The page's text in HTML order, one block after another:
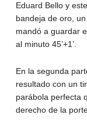
Eduard Bello y
bandeja de oro,
mandó a guardar
al minuto 45’+1’.
En la segunda
resultado con un
parábola perfecta
derecho de la